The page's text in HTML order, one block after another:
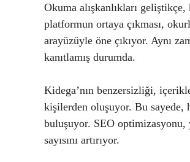
Okuma alışkanlıkları
platformun ortaya çıkması,
arayüzüyle öne çıkıyor. Aynı
kanıtlamış durumda.
Kidega’nın benzersizliği,
kişilerden oluşuyor. Bu sayede,
buluşuyor. SEO optimizasyonu,
sayısını artırıyor.